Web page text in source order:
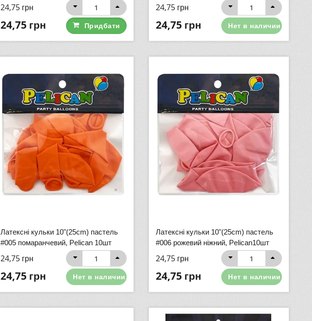
24,75 грн
24,75 грн Придбати
24,75 грн
24,75 грн Нет в наличии
Латексні кульки 10"(25cm) пастель
#005 помаранчевий, Pelican 10шт
24,75 грн
24,75 грн Нет в наличии
Латексні кульки 10"(25cm) пастель
#006 рожевий ніжний, Pelican10шт
24,75 грн
24,75 грн Нет в наличии